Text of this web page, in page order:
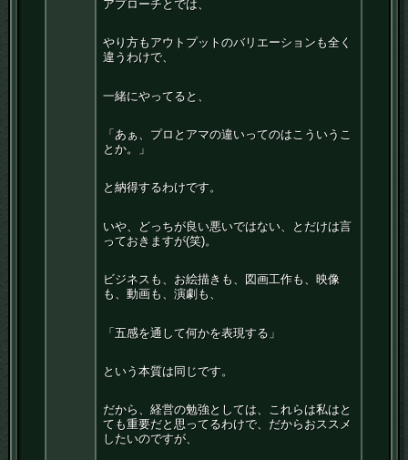
アプローチとでは、
やり方もアウトプットのバリエーションも全く
違うわけで、
一緒にやってると、
「あぁ、プロとアマの違いってのはこういうこ
とか。」
と納得するわけです。
いや、どっちが良い悪いではない、とだけは言
っておきますが(笑)。
ビジネスも、お絵描きも、図画工作も、映像
も、動画も、演劇も、
「五感を通して何かを表現する」
という本質は同じです。
だから、経営の勉強としては、これらは私はと
ても重要だと思ってるわけで、だからおススメ
したいのですが、